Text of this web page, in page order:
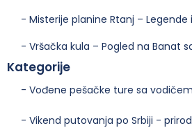
- Misterije planine Rtanj –
- Vršačka kula – Pogled na Banat
Kategorije
- Vođene pešačke ture sa
- Vikend putovanja po Srbiji -